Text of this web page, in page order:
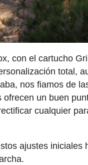
con el cartucho
total,
nos fiamos de
ofrecen un buen
cualquier
ajustes iniciales